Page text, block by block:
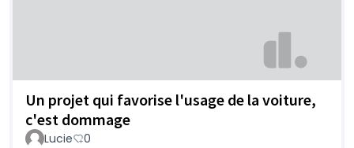
Un projet qui favorise l'usage de la voiture,
c'est dommage
Lucie 0